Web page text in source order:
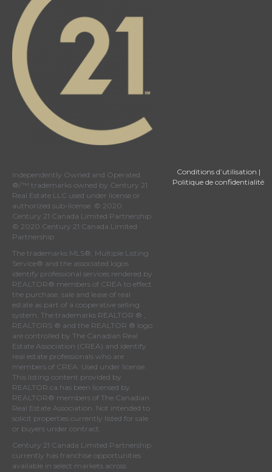
Independently Owned and Operated.
®/™ trademarks owned by Century 21
Real Estate LLC used under license or
authorized sub-license. © 2020
Century 21 Canada Limited Partnership
© 2020 Century 21 Canada Limited
Partnership
The trademarks MLS®, Multiple Listing
Service® and the associated logos
identify professional services rendered by
REALTOR® members of CREA to effect
the purchase, sale and lease of real
estate as part of a cooperative selling
system. The trademarks REALTOR ® ,
REALTORS ® and the REALTOR ® logo
are controlled by The Canadian Real
Estate Association (CREA) and identify
real estate professionals who are
members of CREA . Used under license.
This listing content provided by
REALTOR.ca has been licensed by
REALTOR® members of The Canadian
Real Estate Association . Not intended to
solicit properties currently listed for sale
or buyers under contract.
Century 21 Canada Limited Partnership
currently has franchise opportunities
available in select markets across
Conditions d’utilisation |
Politique de confidentialité